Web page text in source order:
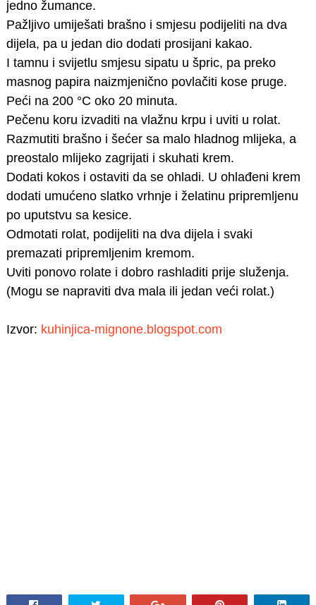
jedno žumance.
Pažljivo umiješati brašno i smjesu podijeliti na dva
dijela, pa u jedan dio dodati prosijani kakao.
I tamnu i svijetlu smjesu sipatu u špric, pa preko
masnog papira naizmjenično povlačiti kose pruge.
Peći na 200 °C oko 20 minuta.
Pečenu koru izvaditi na vlažnu krpu i uviti u rolat.
Razmutiti brašno i šećer sa malo hladnog mlijeka, a
preostalo mlijeko zagrijati i skuhati krem.
Dodati kokos i ostaviti da se ohladi. U ohlađeni krem
dodati umućeno slatko vrhnje i želatinu pripremljenu
po uputstvu sa kesice.
Odmotati rolat, podijeliti na dva dijela i svaki
premazati pripremljenim kremom.
Uviti ponovo rolate i dobro rashladiti prije služenja.
(Mogu se napraviti dva mala ili jedan veći rolat.)
Izvor: kuhinjica-mignone.blogspot.com